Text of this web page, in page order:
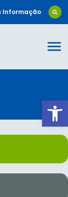
Informação